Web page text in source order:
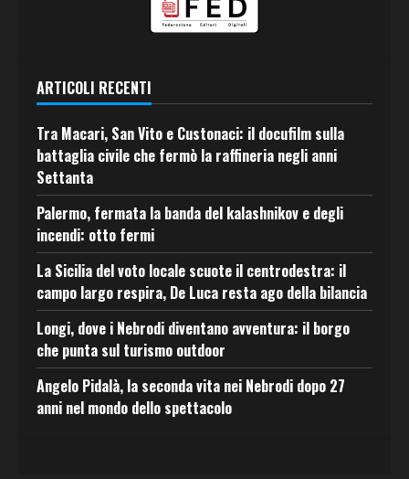
ARTICOLI RECENTI
Tra Macari, San Vito e Custonaci: il docufilm sulla
battaglia civile che fermò la raffineria negli anni
Settanta
Palermo, fermata la banda del kalashnikov e degli
incendi: otto fermi
La Sicilia del voto locale scuote il centrodestra: il
campo largo respira, De Luca resta ago della bilancia
Longi, dove i Nebrodi diventano avventura: il borgo
che punta sul turismo outdoor
Angelo Pidalà, la seconda vita nei Nebrodi dopo 27
anni nel mondo dello spettacolo